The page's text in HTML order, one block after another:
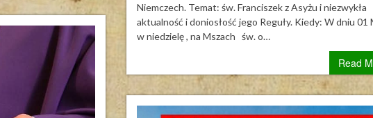
Niemczech. Temat: św. Franciszek z Asyżu i niezwykła
aktualność i doniosłość jego Reguły. Kiedy: W dniu 01
w niedzielę , na Mszach św. o…
Read